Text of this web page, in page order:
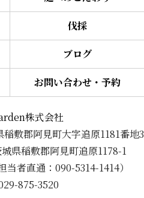
伐採
ブログ
お問い合わせ・予約
株式会社
稲敷郡阿見町大字追原1181番地3
城県稲敷郡阿見町追原1178-1
当者直通：090-5314-1414）
875-3520